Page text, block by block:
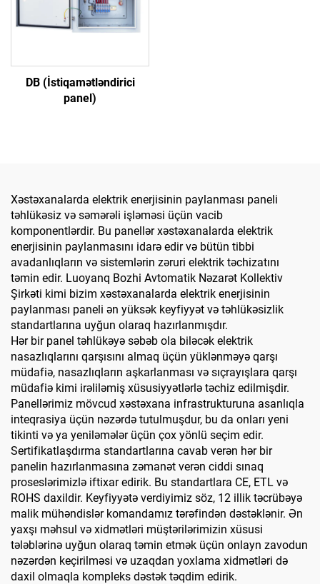
DB (İstiqamətləndirici
panel)
Xəstəxanalarda elektrik enerjisinin paylanması paneli
təhlükəsiz və səmərəli işləməsi üçün vacib
komponentlərdir. Bu panellər xəstəxanalarda elektrik
enerjisinin paylanmasını idarə edir və bütün tibbi
avadanlıqların və sistemlərin zəruri elektrik təchizatını
təmin edir. Luoyanq Bozhi Avtomatik Nəzarət Kollektiv
Şirkəti kimi bizim xəstəxanalarda elektrik enerjisinin
paylanması paneli ən yüksək keyfiyyət və təhlükəsizlik
standartlarına uyğun olaraq hazırlanmışdır.
Hər bir panel təhlükəyə səbəb ola biləcək elektrik
nasazlıqlarını qarşısını almaq üçün yüklənməyə qarşı
müdafiə, nasazlıqların aşkarlanması və sıçrayışlara qarşı
müdafiə kimi irəliləmiş xüsusiyyətlərlə təchiz edilmişdir.
Panellərimiz mövcud xəstəxana infrastrukturuna asanlıqla
inteqrasiya üçün nəzərdə tutulmuşdur, bu da onları yeni
tikinti və ya yeniləmələr üçün çox yönlü seçim edir.
Sertifikatlaşdırma standartlarına cavab verən hər bir
panelin hazırlanmasına zəmanət verən ciddi sınaq
proseslərimizlə iftixar edirik. Bu standartlara CE, ETL və
ROHS daxildir. Keyfiyyətə verdiyimiz söz, 12 illik təcrübəyə
malik mühəndislər komandamız tərəfindən dəstəklənir. Ən
yaxşı məhsul və xidmətləri müştərilərimizin xüsusi
tələblərinə uyğun olaraq təmin etmək üçün onlayn zavodun
nəzərdən keçirilməsi və uzaqdan yoxlama xidmətləri də
daxil olmaqla kompleks dəstək təqdim edirik.